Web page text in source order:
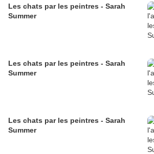
Les chats par les peintres - Sarah
Summer
Les chats par les peintres - Sarah
Summer
Les chats par les peintres - Sarah
Summer